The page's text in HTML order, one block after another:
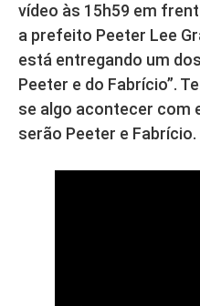
vídeo às 15h59 em
a prefeito Peeter Lee
está entregando um
Peeter e do Fabrício”.
se algo acontecer com
serão Peeter e Fabrício.